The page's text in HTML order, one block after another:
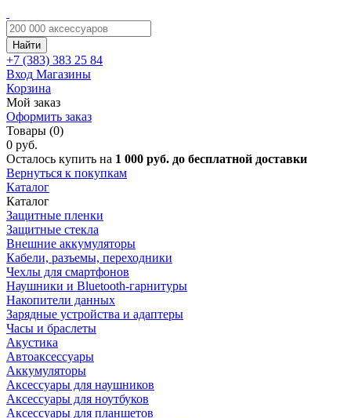
Найти
+7 (383) 383 25 84
Вход Магазины
Корзина
Мой заказ
Оформить заказ
Товары (0)
0 руб.
Осталось купить на 1 000 руб. до бесплатной доставки
Вернуться к покупкам
Каталог
Каталог
Защитные пленки
Защитные стекла
Внешние аккумуляторы
Кабели, разъемы, переходники
Чехлы для смартфонов
Наушники и Bluetooth-гарнитуры
Накопители данных
Зарядные устройства и адаптеры
Часы и браслеты
Акустика
Автоаксессуары
Аккумуляторы
Аксессуары для наушников
Аксессуары для ноутбуков
Аксессуары для планшетов